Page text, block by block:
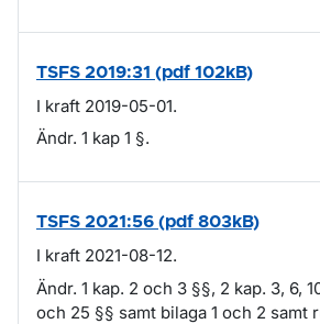
TSFS 2019:31 (pdf 102kB)
I kraft 2019-05-01.
Ändr. 1 kap 1 §.
TSFS 2021:56 (pdf 803kB)
I kraft 2021-08-12.
Ändr. 1 kap. 2 och 3 §§, 2 kap. 3, 6,
och 25 §§ samt bilaga 1 och 2 samt